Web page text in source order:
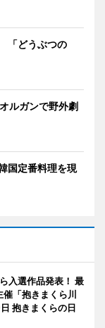
「どうぶつの
ルガンで野外劇
国定番料理を現
入選作品発表！ 最
「抱きまくら川
抱きまくらの日